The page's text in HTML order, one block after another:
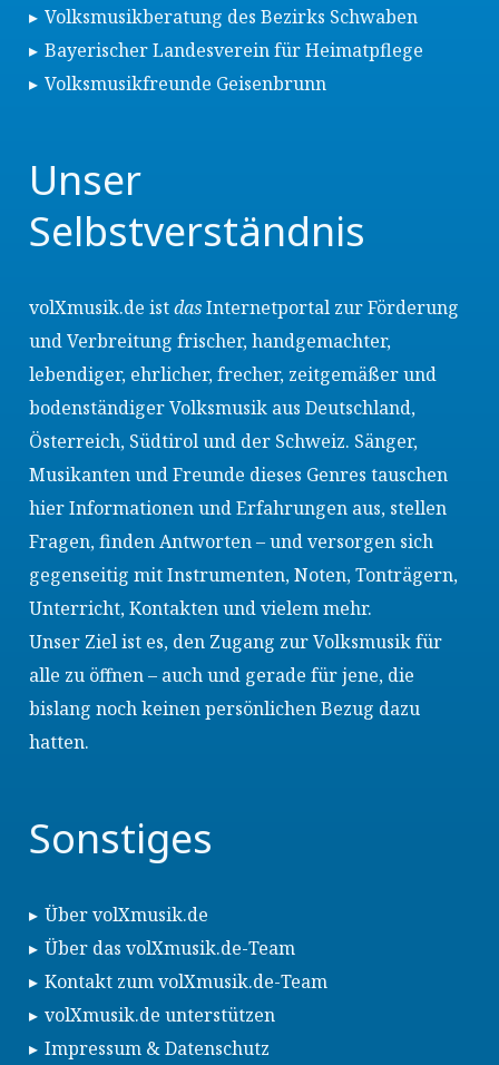
Volksmusikberatung des Bezirks Schwaben
Bayerischer Landesverein für Heimatpflege
Volksmusikfreunde Geisenbrunn
Unser
Selbstverständnis
volXmusik.de istdasInternetportal zur Förderung
und Verbreitung frischer, handgemachter,
lebendiger, ehrlicher, frecher, zeitgemäßer und
bodenständiger Volksmusik aus Deutschland,
Österreich, Südtirol und der Schweiz. Sänger,
Musikanten und Freunde dieses Genres tauschen
hier Informationen und Erfahrungen aus, stellen
Fragen, finden Antworten – und versorgen sich
gegenseitig mit Instrumenten, Noten, Tonträgern,
Unterricht, Kontakten und vielem mehr.
Unser Ziel ist es, den Zugang zur Volksmusik für
alle zu öffnen – auch und gerade für jene, die
bislang noch keinen persönlichen Bezug dazu
hatten.
Sonstiges
Über volXmusik.de
Über das volXmusik.de-Team
Kontakt zum volXmusik.de-Team
volXmusik.de unterstützen
Impressum & Datenschutz